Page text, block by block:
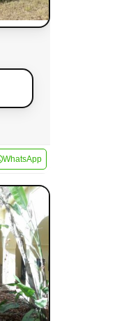
WhatsApp